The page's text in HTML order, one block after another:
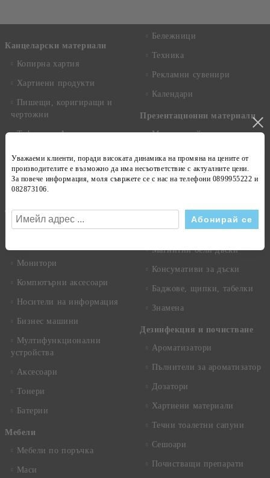
Канцеларски материали
Копирна хартия
Хартиени продукти
Пишещи, коригиращи и
чертожни
Тефтери и Агенди
Принадлежности за бюро
Класьори, Папки, Чанти
Тетрадки и Бележници
Техника
Настолни и преносими
Монитори
Компютърни аксесоари
Носители на информация
Бизнес машини
Мултифункционални
устройства
Аксесоари
Тонери
Батерии
Mебели
Мебели по поръчка
Маси
Бележници
Техника
Рекламни сувенири
Календари
Презентационни материали
Мултимедийни проектори
Електронни дъски
Флипчарти
Дъски и табла за съобщения
Магнитни бели дъски
Консумативи за дъски
Баджове, щипки, табелки
Знамена
Дезинфекция и почистване
Ароматизатори
Пълнители за ароматизатор
Дозатори
Хартиени материали
Течни тоалетни сапуни
Сешоари
Почистващи препарати
Уважаеми клиенти, поради високата динамика на промяна на цените от
производителите е възможно да има несъответствие с актуалните цени.
За повече информация, моля съвржете се с нас на телефони 0899955222 и
082873106.